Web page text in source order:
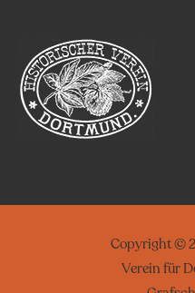
Copyright ©
Verein für